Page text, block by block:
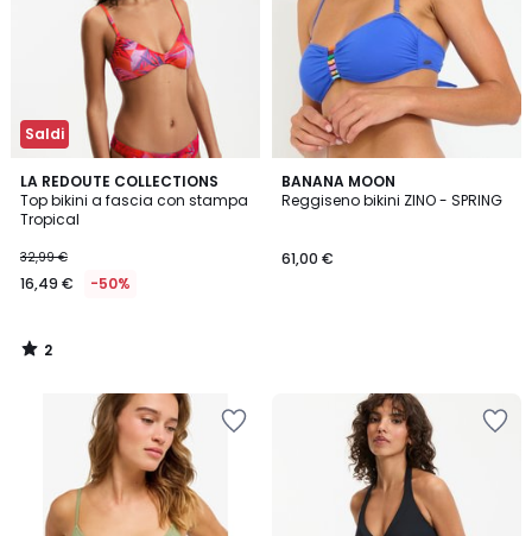
Saldi
LA REDOUTE COLLECTIONS
Top bikini a fascia con stampa
Tropical
32,99 €
16,49 € -50%
2
/
5
2
/
BANANA MOON
Reggiseno bikini ZINO - SPRING
61,00 €